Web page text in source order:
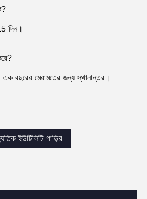
দিন।
বছরের মেরামতের জন্য স্থানান্তর।
ইউটিলিটি গাড়ির